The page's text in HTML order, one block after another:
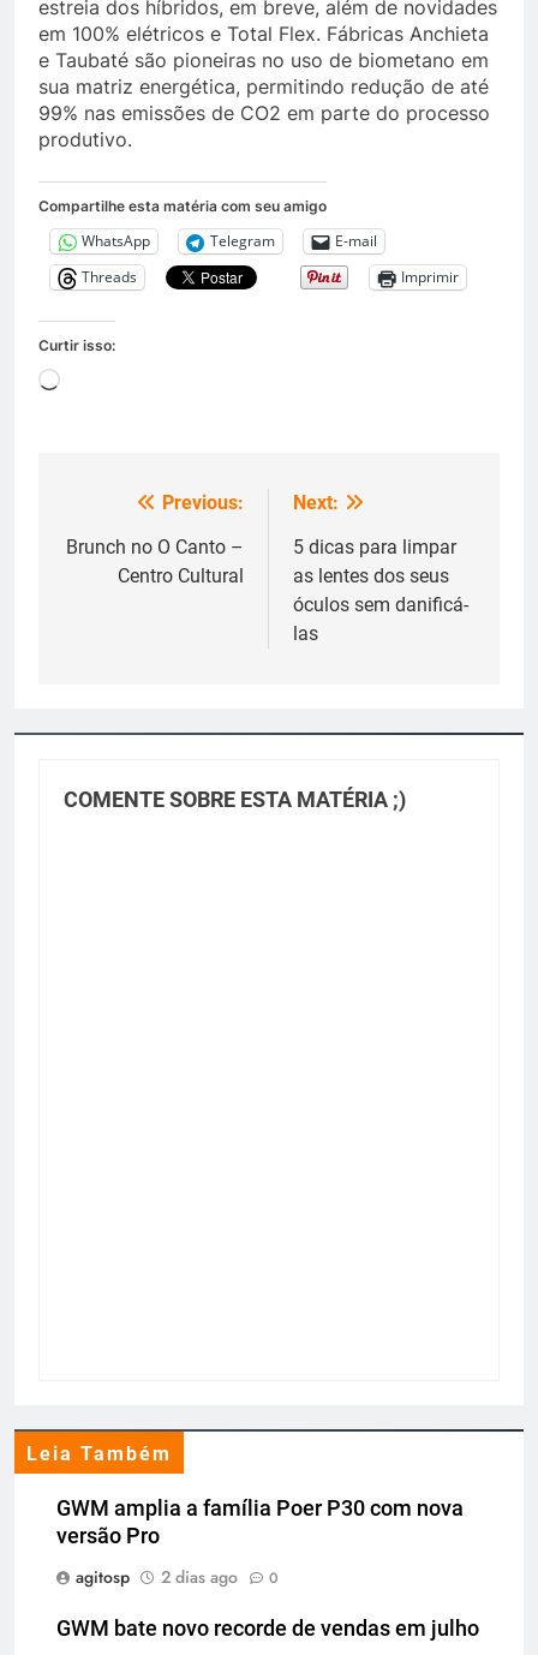
estreia dos híbridos, em breve, além de novidades
em 100% elétricos e Total Flex. Fábricas Anchieta
e Taubaté são pioneiras no uso de biometano em
sua matriz energética, permitindo redução de até
99% nas emissões de CO2 em parte do processo
produtivo.
Compartilhe esta matéria com seu amigo
WhatsApp Telegram
E-mail
Threads
Imprimir
Curtir isso:
Carregando...
Navegação
de
Previous:
Brunch no O Canto –
Centro Cultural
Next:
5 dicas para limpar
as lentes dos seus
óculos sem danificá-
las
COMENTE SOBRE ESTA MATÉRIA ;)
Leia Também
GWM amplia a família Poer P30 com nova
versão Pro
agitosp
2 dias ago 0
GWM bate novo recorde de vendas em julho